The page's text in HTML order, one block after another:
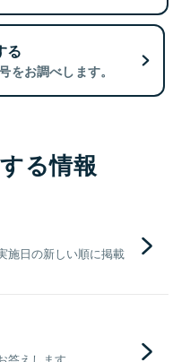
る
をお調べします。
る情報
施日の新しい順に掲載